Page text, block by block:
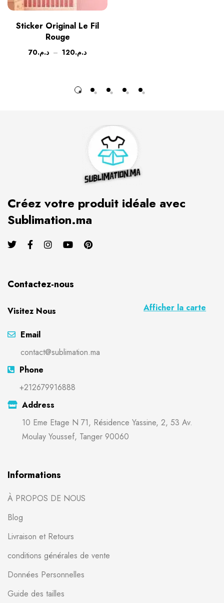
Sticker Original Le Fil
Rouge
د.م.70 – د.م.120
Créez votre produit idéale avec
Sublimation.ma
Contactez-nous
Visitez Nous Afficher la carte
Email
contact@sublimation.ma
Phone
+212679916888
Address
10 Eme Etage N 71, Résidence Yassine, 2, 53 Av.
Moulay Youssef, Tanger 90060
Informations
À PROPOS DE NOUS
Blog
Livraison et Retours
conditions générales de vente
Données Personnelles
Guide des tailles